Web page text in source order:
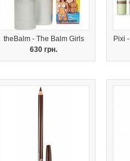
theBalm - The Balm Girls
630 грн.
Pixi